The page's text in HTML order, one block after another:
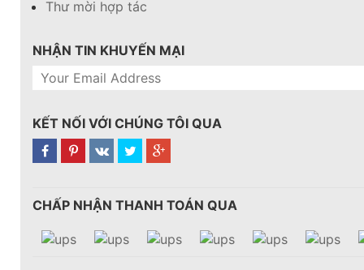
Thư mời hợp tác
NHẬN TIN KHUYẾN MẠI
KẾT NỐI VỚI CHÚNG TÔI QUA
CHẤP NHẬN THANH TOÁN QUA